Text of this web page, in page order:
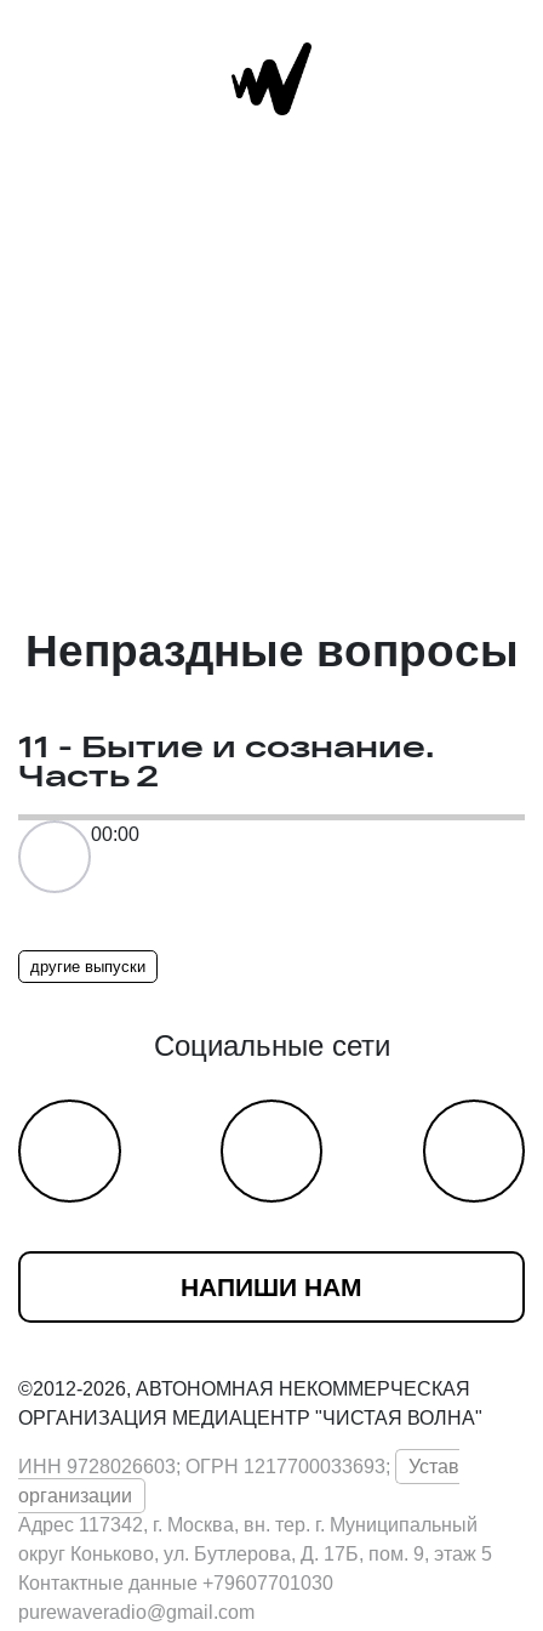
Непраздные вопросы
11 - Бытие и сознание.
Часть 2
00:00
другие выпуски
Социальные сети
НАПИШИ НАМ
©2012-2026, АВТОНОМНАЯ НЕКОММЕРЧЕСКАЯ
ОРГАНИЗАЦИЯ МЕДИАЦЕНТР "ЧИСТАЯ ВОЛНА"
ИНН 9728026603; ОГРН 1217700033693;
Устав
организации
Адрес 117342, г. Москва, вн. тер. г. Муниципальный
округ Коньково, ул. Бутлерова, Д. 17Б, пом. 9, этаж 5
Контактные данные +79607701030
purewaveradio@gmail.com